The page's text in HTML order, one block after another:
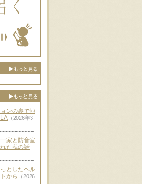
ンの裏で地
（2026年3
家と防音室
た私の話
としたヘル
から
（2026